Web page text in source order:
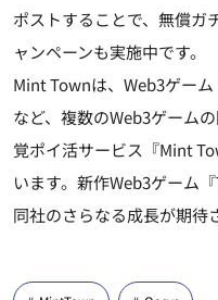
ポストすることで、無償ガ
ャンペーンも実施中です。
Mint Townは、Web3ゲー
など、複数のWeb3ゲーム
覚ポイ活サービス『Mint
います。新作Web3ゲーム『
同社のさらなる成長が期待